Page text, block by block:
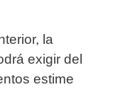
la
exigir del
estime